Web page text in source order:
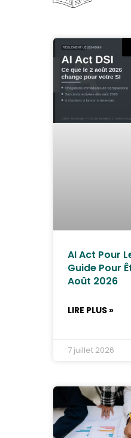
AI Act Pour
Guide Pour
Août 2026
LIRE PLUS »
7 juillet 2026